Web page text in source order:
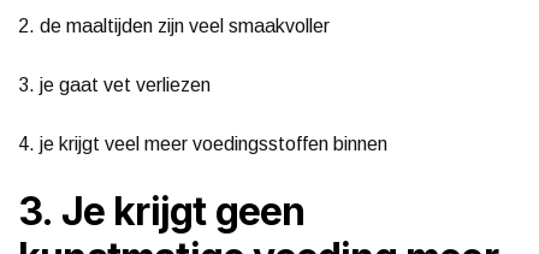
2. de maaltijden zijn veel smaakvoller
3. je gaat vet verliezen
4. je krijgt veel meer voedingsstoffen binnen
3. Je krijgt geen